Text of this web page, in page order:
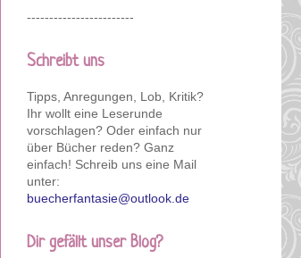
------------------------
Schreibt uns
Tipps, Anregungen, Lob, Kritik?
Ihr wollt eine Leserunde
vorschlagen? Oder einfach nur
über Bücher reden? Ganz
einfach! Schreib uns eine Mail
unter:
buecherfantasie@outlook.de
Dir gefällt unser Blog?